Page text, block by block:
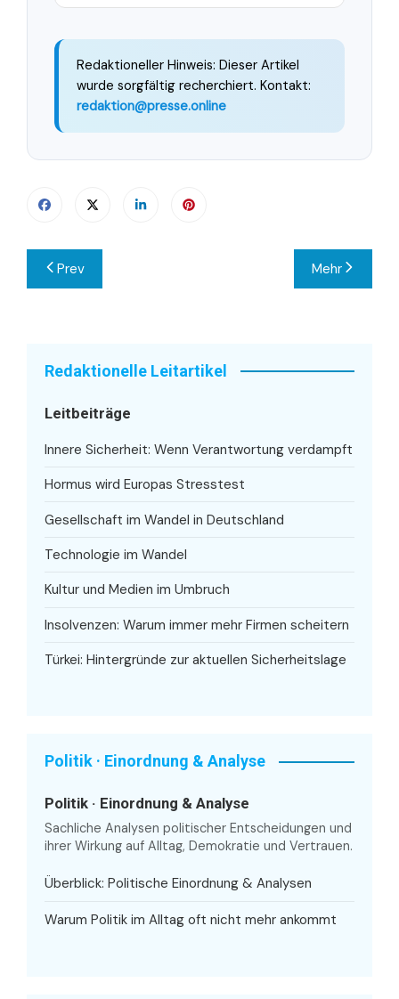
Redaktioneller Hinweis: Dieser Artikel
wurde sorgfältig recherchiert. Kontakt:
redaktion@presse.online
Beitragsnavigation
Prev Mehr
Redaktionelle Leitartikel
Leitbeiträge
Innere Sicherheit: Wenn Verantwortung verdampft
Hormus wird Europas Stresstest
Gesellschaft im Wandel in Deutschland
Technologie im Wandel
Kultur und Medien im Umbruch
Insolvenzen: Warum immer mehr Firmen scheitern
Türkei: Hintergründe zur aktuellen Sicherheitslage
Politik · Einordnung & Analyse
Politik · Einordnung & Analyse
Sachliche Analysen politischer Entscheidungen und
ihrer Wirkung auf Alltag, Demokratie und Vertrauen.
Überblick: Politische Einordnung & Analysen
Warum Politik im Alltag oft nicht mehr ankommt